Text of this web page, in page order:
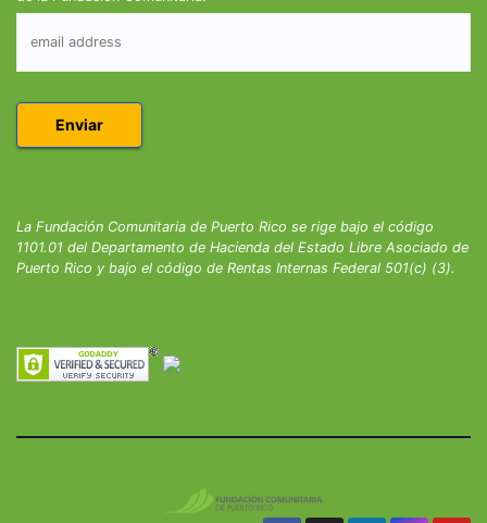
La Fundación Comunitaria de Puerto Rico se rige bajo el código
1101.01 del Departamento de Hacienda del Estado Libre Asociado de
Puerto Rico y bajo el código de Rentas Internas Federal 501(c) (3).